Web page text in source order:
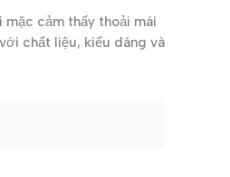
cảm thấy thoải mái
chất liệu, kiểu dáng và